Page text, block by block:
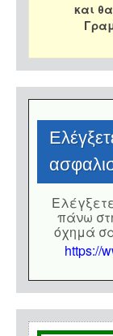
και
πάνω
όχημά
https://